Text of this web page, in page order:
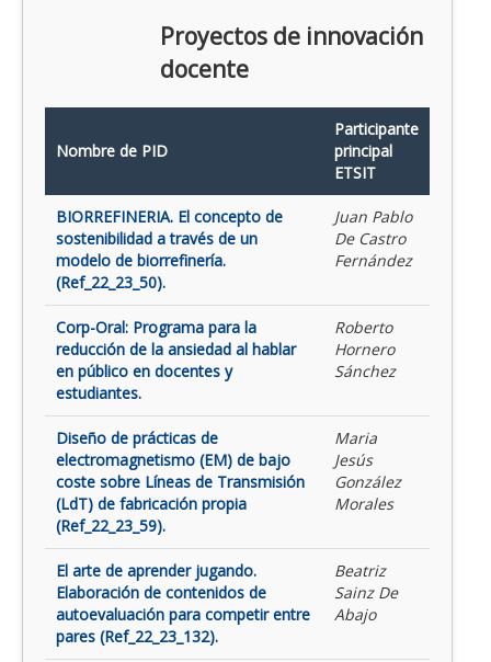
Proyectos de innovación
docente
Nombre de PID
Participante
principal
ETSIT
BIORREFINERIA. El concepto de
sostenibilidad a través de un
modelo de biorrefinería.
(Ref_22_23_50).
Juan Pablo
De Castro
Fernández
Corp-Oral: Programa para la
reducción de la ansiedad al hablar
en público en docentes y
estudiantes.
Roberto
Hornero
Sánchez
Diseño de prácticas de
electromagnetismo (EM) de bajo
coste sobre Líneas de Transmisión
(LdT) de fabricación propia
(Ref_22_23_59).
Maria
Jesús
González
Morales
El arte de aprender jugando.
Elaboración de contenidos de
autoevaluación para competir entre
pares (Ref_22_23_132).
Beatriz
Sainz De
Abajo